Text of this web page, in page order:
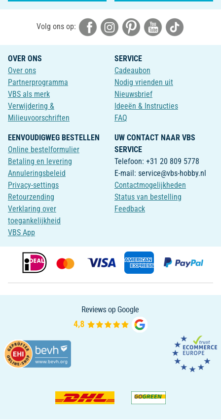
Volg ons op:
OVER ONS
Over ons
Partnerprogramma
VBS als merk
Verwijdering &
Milieuvoorschriften
SERVICE
Cadeaubon
Nodig vrienden uit
Nieuwsbrief
Ideeën & Instructies
FAQ
EENVOUDIGWEG BESTELLEN
Online bestelformulier
Betaling en levering
Annuleringsbeleid
Privacy-settings
Retourzending
Verklaring over
toegankelijkheid
VBS App
UW CONTACT NAAR VBS
SERVICE
Telefoon: +31 20 809 5778
E-mail: service@vbs-hobby.nl
Contactmogelijkheden
Status van bestelling
Feedback